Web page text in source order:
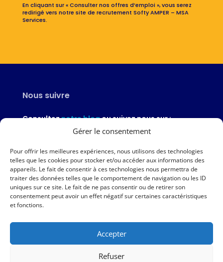
Gérer le consentement
Pour offrir les meilleures expériences, nous utilisons des technologies
telles que les cookies pour stocker et/ou accéder aux informations des
appareils. Le fait de consentir à ces technologies nous permettra de
traiter des données telles que le comportement de navigation ou les ID
uniques sur ce site. Le fait de ne pas consentir ou de retirer son
consentement peut avoir un effet négatif sur certaines caractéristiques
et fonctions.
Accepter
Refuser
En cliquant sur « Consulter nos offres d’emploi », vous serez
redirigé vers notre site de recrutement Softy AMPER – MSA
Services.
Nous suivre
Consulteznotre blogou suivez nous sur :
Nous contacter
02 97 46 51 97
Nous écrire